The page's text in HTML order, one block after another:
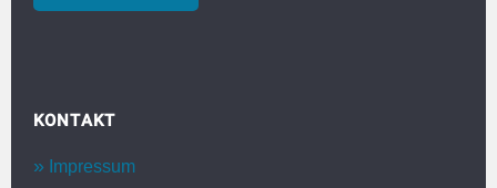
KONTAKT
Impressum